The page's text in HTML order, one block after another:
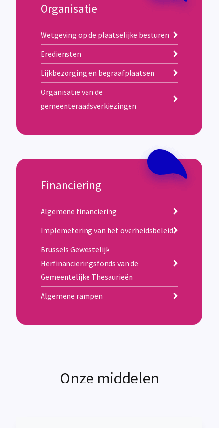
Organisatie
Wetgeving op de plaatselijke besturen
Erediensten
Lijkbezorging en begraafplaatsen
Organisatie van de
gemeenteraadsverkiezingen
Financiering
Algemene financiering
Implemetering van het overheidsbeleid
Brussels Gewestelijk
Herfinancieringsfonds van de
Gemeentelijke Thesaurieën
Algemene rampen
Onze middelen